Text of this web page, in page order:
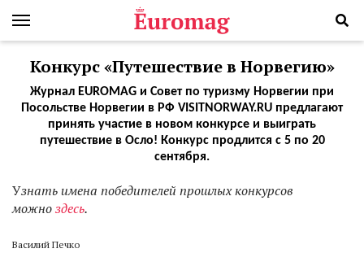
Конкурс «Путешествие в Норвегию»
Журнал EUROMAG и Совет по туризму Норвегии при
Посольстве Норвегии в РФ VISITNORWAY.RU предлагают
принять участие в новом конкурсе и выиграть
путешествие в Осло! Конкурс продлится c 5 по 20
сентября.
Узнать имена победителей прошлых конкурсов
можноздесь.
Василий Печко